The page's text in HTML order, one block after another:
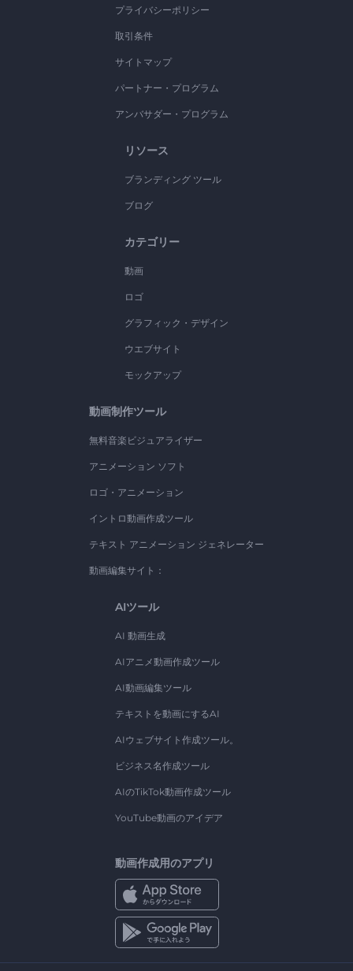
プライバシーポリシー
取引条件
サイトマップ
パートナー・プログラム
アンバサダー・プログラム
リソース
ブランディング ツール
ブログ
カテゴリー
動画
ロゴ
グラフィック・デザイン
ウエブサイト
モックアップ
動画制作ツール
無料音楽ビジュアライザー
アニメーション ソフト
ロゴ・アニメーション
イントロ動画作成ツール
テキスト アニメーション ジェネレーター
動画編集サイト：
AIツール
AI 動画生成
AIアニメ動画作成ツール
AI動画編集ツール
テキストを動画にするAI
AIウェブサイト作成ツール。
ビジネス名作成ツール
AIのTikTok動画作成ツール
YouTube動画のアイデア
動画作成用のアプリ